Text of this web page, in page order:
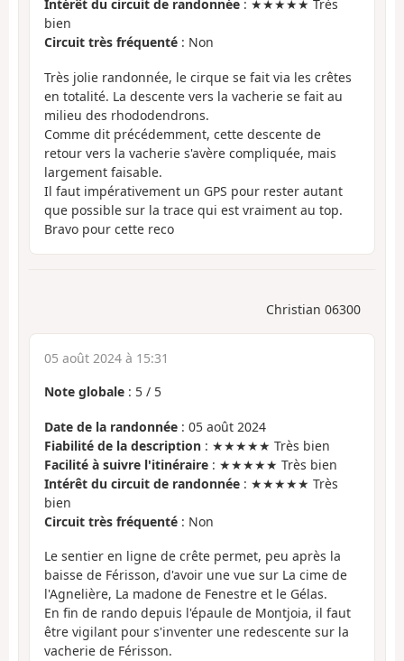
Intérêt du circuit de randonnée : ★★★★★ Très
bien
Circuit très fréquenté : Non
Très jolie randonnée, le cirque se fait via les crêtes
en totalité. La descente vers la vacherie se fait au
milieu des rhododendrons.
Comme dit précédemment, cette descente de
retour vers la vacherie s'avère compliquée, mais
largement faisable.
Il faut impérativement un GPS pour rester autant
que possible sur la trace qui est vraiment au top.
Bravo pour cette reco
Christian 06300
05 août 2024 à 15:31
Note globale : 5 / 5
Date de la randonnée : 05 août 2024
Fiabilité de la description : ★★★★★ Très bien
Facilité à suivre l'itinéraire : ★★★★★ Très bien
Intérêt du circuit de randonnée : ★★★★★ Très
bien
Circuit très fréquenté : Non
Le sentier en ligne de crête permet, peu après la
baisse de Férisson, d'avoir une vue sur La cime de
l'Agnelière, La madone de Fenestre et le Gélas.
En fin de rando depuis l'épaule de Montjoia, il faut
être vigilant pour s'inventer une redescente sur la
vacherie de Férisson.